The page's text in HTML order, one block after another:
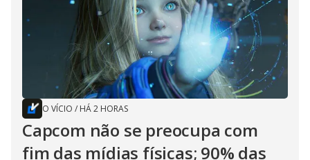
O VÍCIO / HÁ 2 HORAS
Capcom não se preocupa com
fim das mídias físicas; 90% das